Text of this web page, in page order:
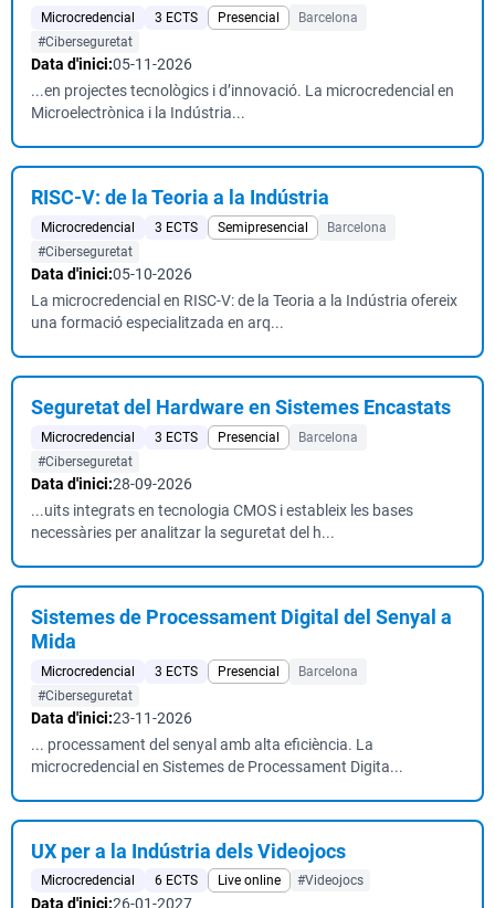
Microcredencial 3 ECTS Presencial
Barcelona
#Ciberseguretat
Data d'inici:05-11-2026
...en projectes tecnològics i d’innovació. La microcredencial en
Microelectrònica i la Indústria...
RISC-V: de la Teoria a la Indústria
Microcredencial 3 ECTS Semipresencial
Barcelona
#Ciberseguretat
Data d'inici:05-10-2026
La microcredencial en RISC-V: de la Teoria a la Indústria ofereix
una formació especialitzada en arq...
Seguretat del Hardware en Sistemes Encastats
Microcredencial 3 ECTS Presencial
Barcelona
#Ciberseguretat
Data d'inici:28-09-2026
...uits integrats en tecnologia CMOS i estableix les bases
necessàries per analitzar la seguretat del h...
Sistemes de Processament Digital del Senyal a
Mida
Microcredencial 3 ECTS Presencial
Barcelona
#Ciberseguretat
Data d'inici:23-11-2026
... processament del senyal amb alta eficiència. La
microcredencial en Sistemes de Processament Digita...
UX per a la Indústria dels Videojocs
Microcredencial 6 ECTS Live online #Videojocs
Data d'inici:26-01-2027